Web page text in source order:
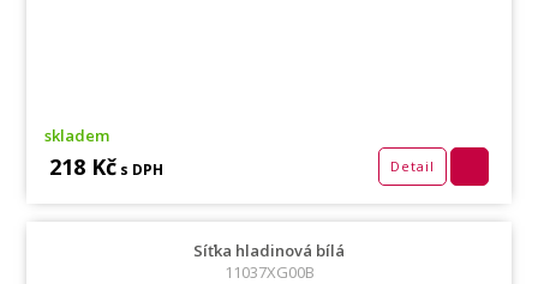
skladem
218 Kč s DPH Detail
Síťka hladinová bílá
11037XG00B